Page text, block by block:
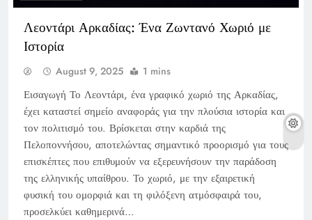
Λεοντάρι Αρκαδίας: Ένα Ζωντανό Χωριό με
Ιστορία
August 9, 2025 1 mins
Εισαγωγή Το Λεοντάρι, ένα γραφικό χωριό της Αρκαδίας,
έχει καταστεί σημείο αναφοράς για την πλούσια ιστορία και
τον πολιτισμό του. Βρίσκεται στην καρδιά της
Πελοποννήσου, αποτελώντας σημαντικό προορισμό για τους
επισκέπτες που επιθυμούν να εξερευνήσουν την παράδοση
της ελληνικής υπαίθρου. Το χωριό, με την εξαιρετική
φυσική του ομορφιά και τη φιλόξενη ατμόσφαιρά του,
προσελκύει καθημερινά…